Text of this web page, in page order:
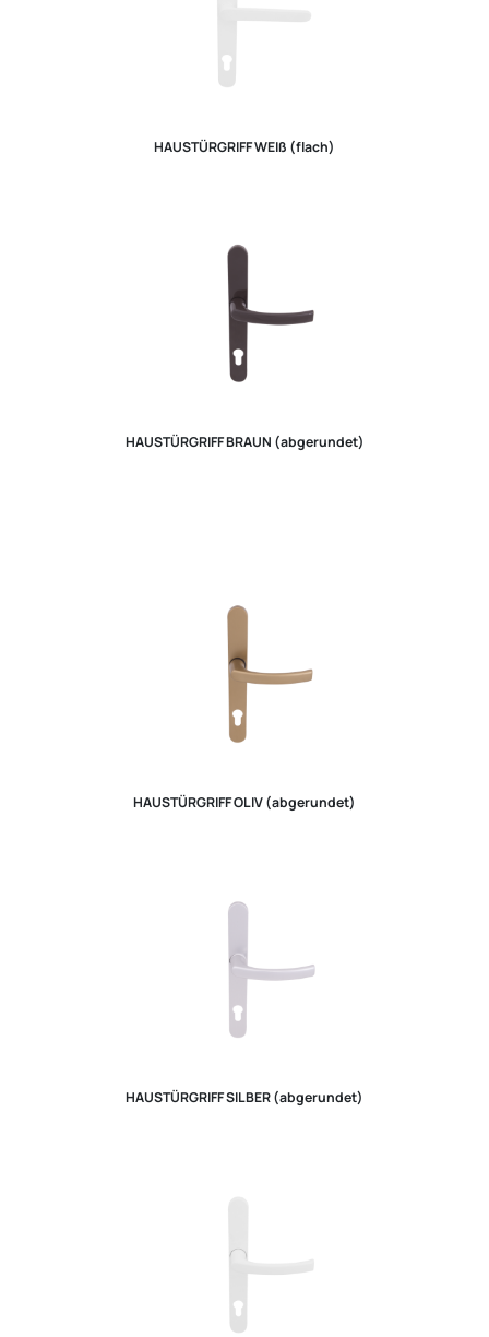
HAUSTÜRGRIFF WEIß (flach)
HAUSTÜRGRIFF BRAUN (abgerundet)
HAUSTÜRGRIFF OLIV (abgerundet)
HAUSTÜRGRIFF SILBER (abgerundet)